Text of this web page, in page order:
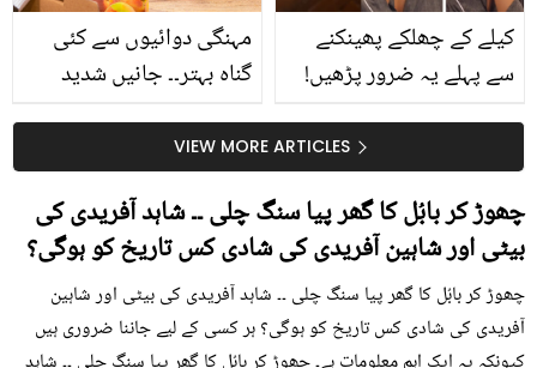
مہنگی دوائیوں سے کئی
گناہ بہتر۔۔ جانیں شدید
گرمی کے موسم میں آڑو
کیوں کھانا چاہیے؟
کیلے کے چھلکے پھینکنے
سے پہلے یہ ضرور پڑھیں!
جلد کے 3 بڑے مسائل کا
سستا اور قدرتی حلVIEW MORE ARTICLES
چھوڑ کر بابُل کا گھر پیا سنگ چلی ۔۔ شاہد آفریدی کی
بیٹی اور شاہین آفریدی کی شادی کس تاریخ کو ہوگی؟
چھوڑ کر بابُل کا گھر پیا سنگ چلی ۔۔ شاہد آفریدی کی بیٹی اور شاہین
آفریدی کی شادی کس تاریخ کو ہوگی؟ ہر کسی کے لیے جاننا ضروری ہیں